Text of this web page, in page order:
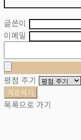
글쓴이
이메일
평점 주기
저장하기
목록으로 가기